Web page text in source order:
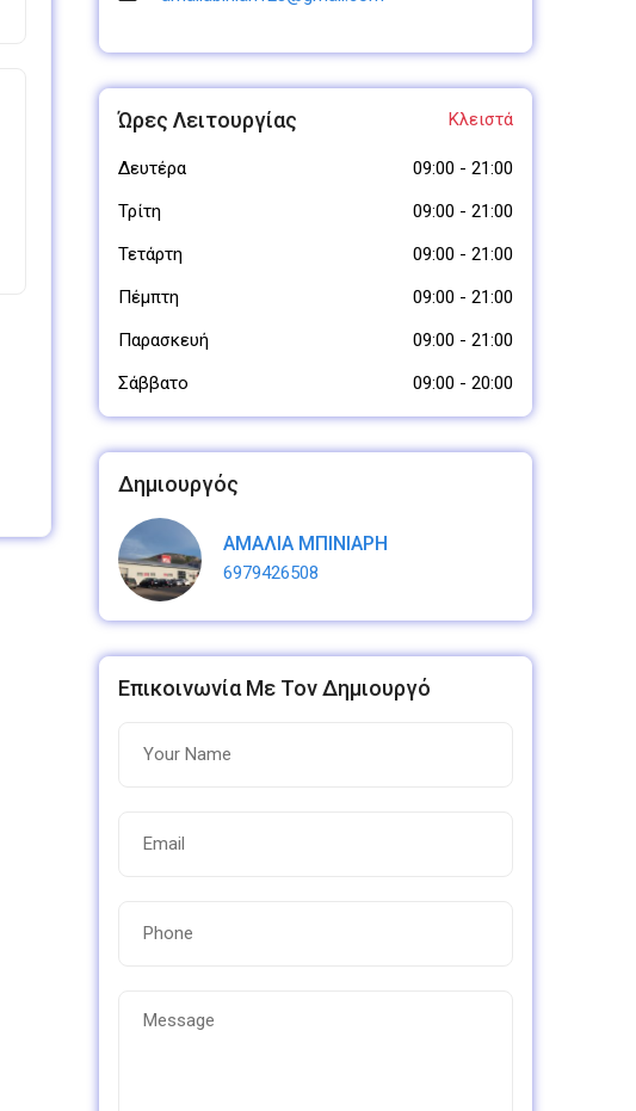
Ώρες Λειτουργίας Κλειστά
Δευτέρα 09:00 - 21:00
Τρίτη
09:00 - 21:00
Τετάρτη
09:00 - 21:00
Πέμπτη
09:00 - 21:00
Παρασκευή
09:00 - 21:00
Σάββατο
09:00 - 20:00
Δημιουργός
ΑΜΑΛΙΑ ΜΠΙΝΙΑΡΗ
6979426508
Επικοινωνία Με Τον Δημιουργό